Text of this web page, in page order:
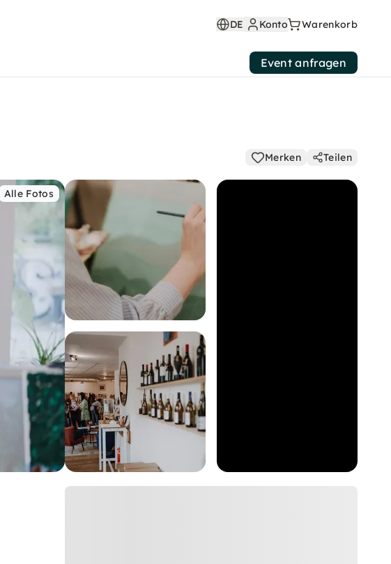
DE Konto Warenkorb
Event anfragen
Merken Teilen
Alle Fotos